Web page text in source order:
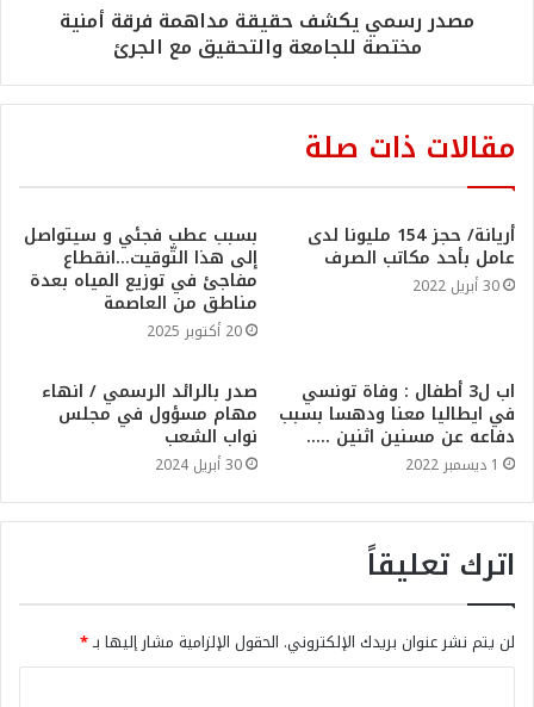
مصدر رسمي يكشف حقيقة مداهمة فرقة أمنية
مختصة للجامعة والتحقيق مع الجرئ
مقالات ذات صلة
أريانة/ حجز 154 مليونا لدى
عامل بأحد مكاتب الصرف
30 أبريل 2022
بسبب عطب فجئي و سيتواصل
إلى هذا التّوقيت…انقطاع
مفاجئ في توزيع المياه بعدة
مناطق من العاصمة
20 أكتوبر 2025
اب ل3 أطفال : وفاة تونسي
في ايطاليا معنا ودهسا بسبب
دفاعه عن مسنين اثنين …..
1 ديسمبر 2022
صدر بالرائد الرسمي / انهاء
مهام مسؤول في مجلس
نواب الشعب
30 أبريل 2024
اترك تعليقاً
لن يتم نشر عنوان بريدك الإلكتروني. الحقول الإلزامية مشار إليها بـ*